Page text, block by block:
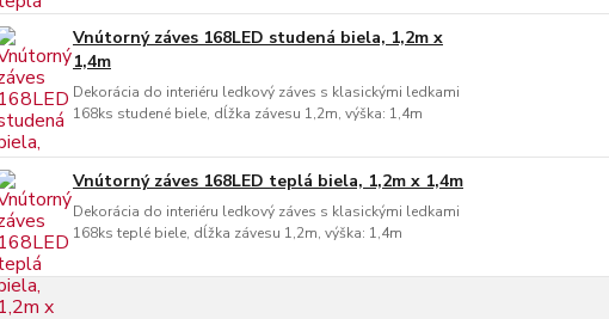
Vnútorný záves 168LED studená biela, 1,2m x
1,4m
Dekorácia do interiéru ledkový záves s klasickými ledkami
168ks studené biele, dĺžka závesu 1,2m, výška: 1,4m
Vnútorný záves 168LED teplá biela, 1,2m x 1,4m
Dekorácia do interiéru ledkový záves s klasickými ledkami
168ks teplé biele, dĺžka závesu 1,2m, výška: 1,4m